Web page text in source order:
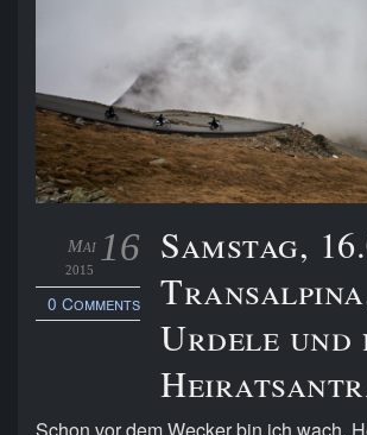
16
Mai
2015
0 Comments
Samstag,
Urdele und
Schon vor dem Wecker bin ich wach.